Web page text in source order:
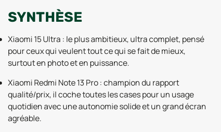
SYNTHÈSE
Xiaomi 15 Ultra : le plus ambitieux, ultra complet, pensé
pour ceux qui veulent tout ce qui se fait de mieux,
surtout en photo et en puissance.
Xiaomi Redmi Note 13 Pro : champion du rapport
qualité/prix, il coche toutes les cases pour un usage
quotidien avec une autonomie solide et un grand écran
agréable.